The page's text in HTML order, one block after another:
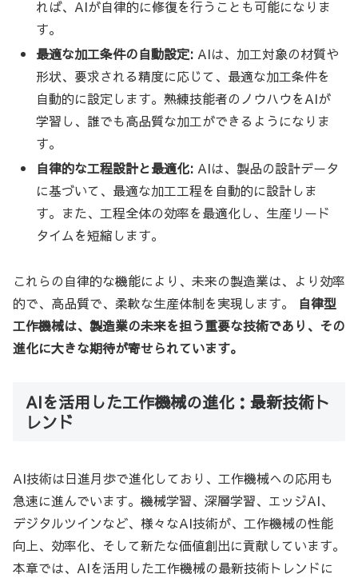
れば、AIが自律的に修復を行うことも可能になりま
す。
最適な加工条件の自動設定: AIは、加工対象の材質や
形状、要求される精度に応じて、最適な加工条件を
自動的に設定します。熟練技能者のノウハウをAIが
学習し、誰でも高品質な加工ができるようになりま
す。
自律的な工程設計と最適化: AIは、製品の設計データ
に基づいて、最適な加工工程を自動的に設計しま
す。また、工程全体の効率を最適化し、生産リード
タイムを短縮します。
これらの自律的な機能により、未来の製造業は、より効率
的で、高品質で、柔軟な生産体制を実現します。 自律型
工作機械は、製造業の未来を担う重要な技術であり、その
進化に大きな期待が寄せられています。
AIを活用した工作機械の進化：最新技術ト
レンド
AI技術は日進月歩で進化しており、工作機械への応用も
急速に進んでいます。機械学習、深層学習、エッジAI、
デジタルツインなど、様々なAI技術が、工作機械の性能
向上、効率化、そして新たな価値創出に貢献しています。
本章では、AIを活用した工作機械の最新技術トレンドに